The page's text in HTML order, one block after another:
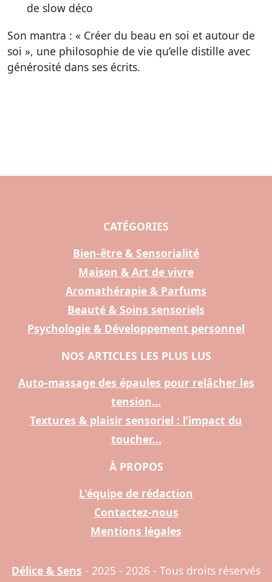
de slow déco
Son mantra : « Créer du beau en soi et autour de
soi », une philosophie de vie qu’elle distille avec
générosité dans ses écrits.
CATÉGORIES
Bien-être & Sensorialité
Maison & Art de vivre
Aromathérapie & Parfums
Beauté & Soins sensoriels
Psychologie & Développement personnel
NOS ARTICLES LES PLUS LUS
Auto-massage des épaules pour relâcher les
tension...
Textures & plaisir sensoriel : l’impact du
toucher...
À PROPOS
L'équipe de rédaction
Contactez-nous
Mentions légales
Délice & Sens - 2025 - 2026 - Tous droits réservés